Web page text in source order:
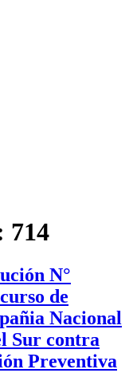
714
N°
de
Nacional
Sur contra
Preventiva